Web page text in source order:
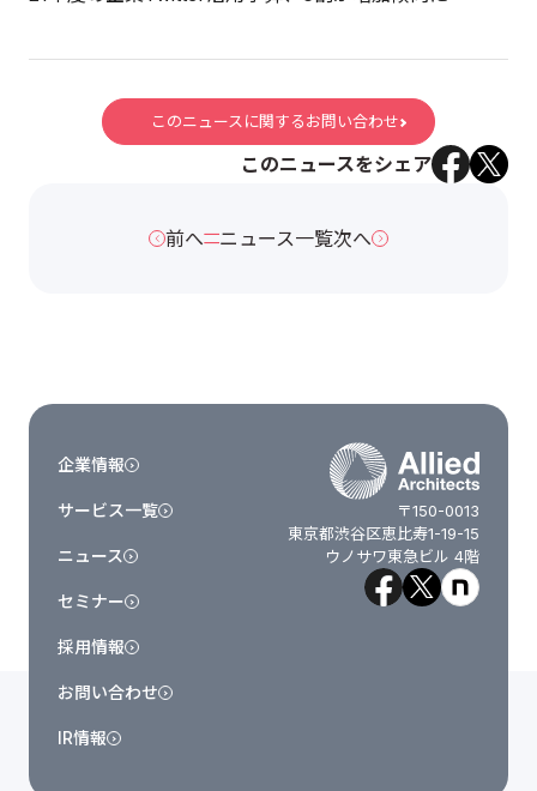
このニュースに関するお問い合わせ
このニュースをシェア
前へ ニュース一覧次へ
〒150-0013
東京都渋谷区恵比寿1-19-15
ウノサワ東急ビル 4階
企業情報
サービス一覧
ニュース
セミナー
採用情報
お問い合わせ
IR情報